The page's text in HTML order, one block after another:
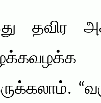
தவிர